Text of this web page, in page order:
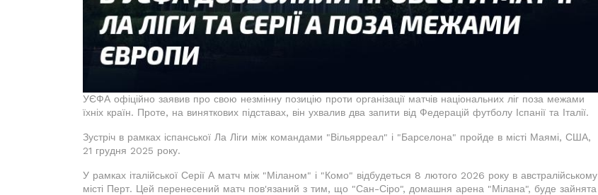
УЄФА офіційно заявив про свою незмінну позицію проти організації матчів національних ліг поза межами
їхніх країн. Проте, на виняткових підставах, він ухвалив два запити від Федерацій футболу Іспанії та Італії.
Зустріч в рамках іспанської Ла Ліги між командами "Вільярреал" і "Барселона" пройде в місті Маямі, США,
21 грудня 2025 року.
У рамках італійської Серії А матч між "Міланом" і "Комо" відбудеться 8 лютого 2026 року в австралійському
місті Перт. Цей перенесений матч пов'язаний з тим, що "Сан-Сіро", домашня арена "Мілана", буде зайнята